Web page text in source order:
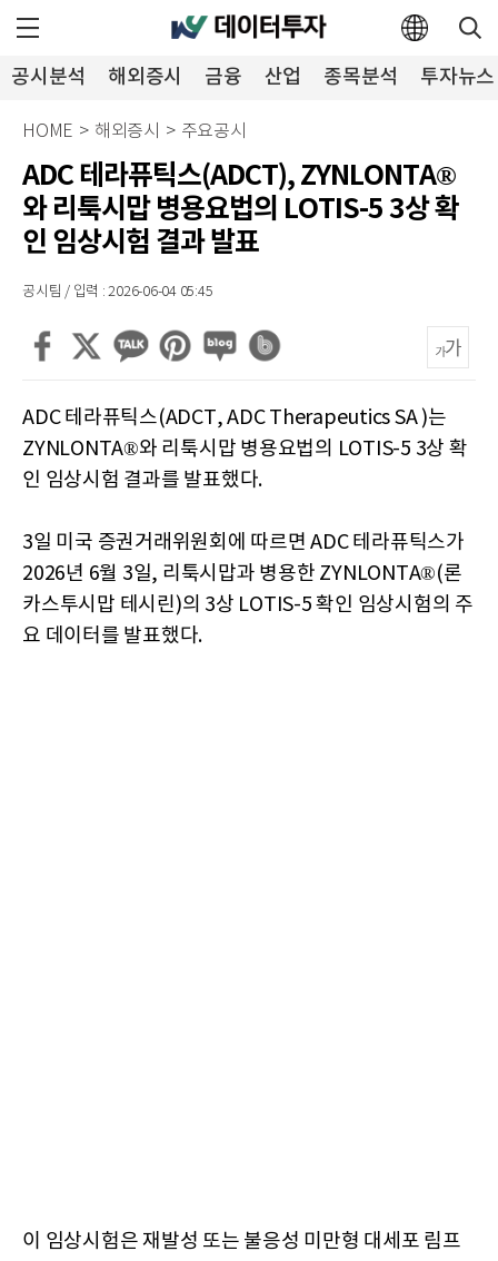
공시분석 해외증시 금융 산업 종목분석 투자뉴스
HOME > 해외증시 > 주요공시
ADC 테라퓨틱스(ADCT), ZYNLONTA®
와 리툭시맙 병용요법의 LOTIS-5 3상 확
인 임상시험 결과 발표
공시팀 / 입력 : 2026-06-04 05:45
ADC 테라퓨틱스(ADCT, ADC Therapeutics SA )는
ZYNLONTA®와 리툭시맙 병용요법의 LOTIS-5 3상 확
인 임상시험 결과를 발표했다.
3일 미국 증권거래위원회에 따르면 ADC 테라퓨틱스가
2026년 6월 3일, 리툭시맙과 병용한 ZYNLONTA®(론
카스투시맙 테시린)의 3상 LOTIS-5 확인 임상시험의 주
요 데이터를 발표했다.
이 임상시험은 재발성 또는 불응성 미만형 대세포 림프